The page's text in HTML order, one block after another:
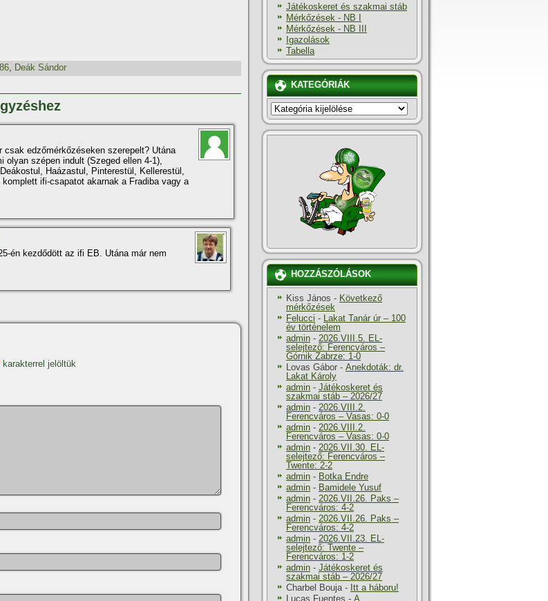
, Deák Sándor
edzőmérkőzéseken szerepelt? Utána
olyan szépen indult (Szeged ellen 4-1),
Haázastul, Pinterestül, Kellerestül,
ifi-csapatot akarnak a Fradiba vagy a
én kezdődött az ifi EB. Utána már nem
karakterrel jelöltük
Játékoskeret és szakmai stáb
Mérkőzések - NB I
Mérkőzések - NB III
Igazolások
Tabella
KATEGÓRIÁK
KATEGÓRIÁK
HOZZÁSZÓLÁSOK
Kiss János - Következő
mérkőzések
Felucci - Lakat Tanár úr – 100
év történelem
admin - 2026.VIII.5. EL-
selejtező: Ferencváros –
Górnik Zabrze: 1-0
Lovas Gábor - Anekdoták: dr.
Lakat Károly
admin - Játékoskeret és
szakmai stáb – 2026/27
admin - 2026.VIII.2.
Ferencváros – Vasas: 0-0
admin - 2026.VIII.2.
Ferencváros – Vasas: 0-0
admin - 2026.VII.30. EL-
selejtező: Ferencváros –
Twente: 2-2
admin - Botka Endre
admin - Bamidele Yusuf
admin - 2026.VII.26. Paks –
Ferencváros: 4-2
admin - 2026.VII.26. Paks –
Ferencváros: 4-2
admin - 2026.VII.23. EL-
selejtező: Twente –
Ferencváros: 1-2
admin - Játékoskeret és
szakmai stáb – 2026/27
Charbel Bouja- Itt a háboru!
Lucas Fuentes - A